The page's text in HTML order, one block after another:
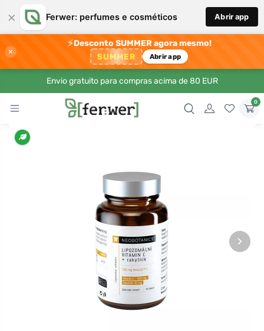
× Ferwer: perfumes e cosméticos Abrir app
×
⚡Desconto SUMMER agora mesmo!
SUMMER Abrir app
Envio gratuito para compras acima de 80 EUR
0
›